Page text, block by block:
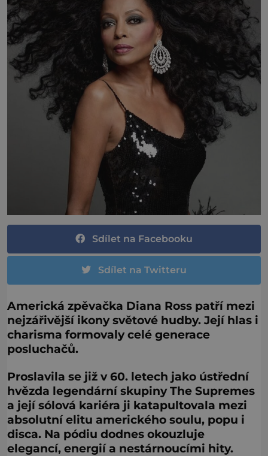
Sdílet na Facebooku
Sdílet na Twitteru
Americká zpěvačka Diana Ross patří mezi
nejzářivější ikony světové hudby. Její hlas i
charisma formovaly celé generace
posluchačů.
Proslavila se již v 60. letech jako ústřední
hvězda legendární skupiny The Supremes
a její sólová kariéra ji katapultovala mezi
absolutní elitu amerického soulu, popu i
disca. Na pódiu dodnes okouzluje
elegancí, energií a nestárnoucími hity.